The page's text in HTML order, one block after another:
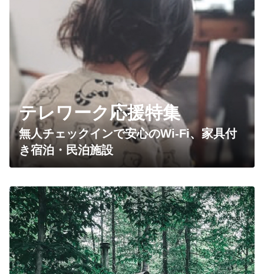
神奈川県 足柄下郡箱根町
Rakuten STAY 箱根すすき草原
定員4～6名・寝室1室・寝具3～4組・68～70m²
神奈川県 足柄下郡箱根町
テレワーク応援特集
無人チェックインで安心のWi-Fi、家具付
き宿泊・民泊施設